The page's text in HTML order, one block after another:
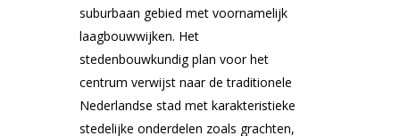
suburbaan gebied met voornamelijk
laagbouwwijken. Het
stedenbouwkundig plan voor het
centrum verwijst naar de traditionele
Nederlandse stad met karakteristieke
stedelijke onderdelen zoals grachten,